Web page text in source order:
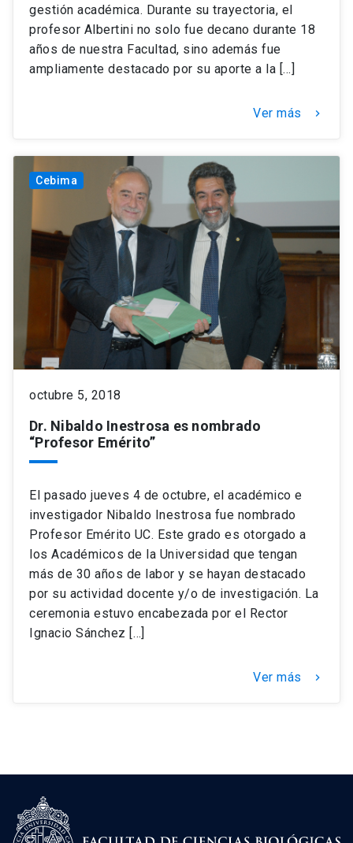
gestión académica. Durante su trayectoria, el
profesor Albertini no solo fue decano durante 18
años de nuestra Facultad, sino además fue
ampliamente destacado por su aporte a la […]
Ver más keyboard_arrow_right
Cebima
octubre 5, 2018
Dr. Nibaldo Inestrosa es nombrado
“Profesor Emérito”
El pasado jueves 4 de octubre, el académico e
investigador Nibaldo Inestrosa fue nombrado
Profesor Emérito UC. Este grado es otorgado a
los Académicos de la Universidad que tengan
más de 30 años de labor y se hayan destacado
por su actividad docente y/o de investigación. La
ceremonia estuvo encabezada por el Rector
Ignacio Sánchez […]
Ver más keyboard_arrow_right